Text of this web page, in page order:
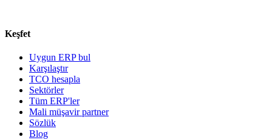
Keşfet
Uygun ERP bul
Karşılaştır
TCO hesapla
Sektörler
Tüm ERP'ler
Mali müşavir partner
Sözlük
Blog